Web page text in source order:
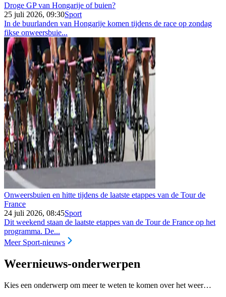
Droge GP van Hongarije of buien?
25 juli 2026, 09:30Sport
In de buurlanden van Hongarije komen tijdens de race op zondag
fikse onweersbuie...
Onweersbuien en hitte tijdens de laatste etappes van de Tour de
France
24 juli 2026, 08:45Sport
Dit weekend staan de laatste etappes van de Tour de France op het
programma. De...
Meer Sport-nieuws
Weernieuws-onderwerpen
Kies een onderwerp om meer te weten te komen over het weer…